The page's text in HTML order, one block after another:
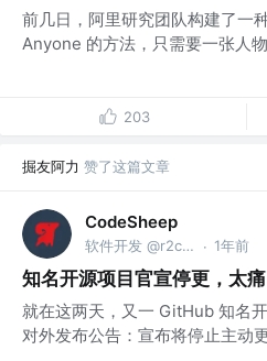
前几日，阿里研究团队构建了一
Anyone 的方法，只需要一张人
203
掘友阿力 赞了这篇文章
CodeSheep
软件开发 @r2coding.com · 1年前
知名开源项目官宣停更，太痛
就在这两天，又一 GitHub 知名
对外发布公告：宣布将停止主动